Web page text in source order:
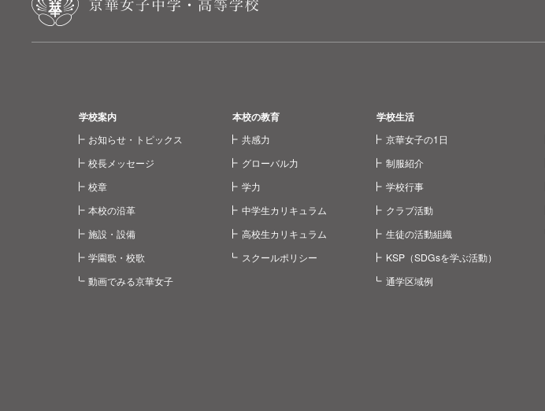
学校案内
お知らせ・トピックス
校長メッセージ
校章
本校の沿革
施設・設備
学園歌・校歌
動画でみる京華女子
本校の教育
共感力
グローバル力
学力
中学生カリキュラム
高校生カリキュラム
スクールポリシー
学校生活
京華女子の1日
制服紹介
学校行事
クラブ活動
生徒の活動組織
KSP（SDGsを学ぶ活動）
通学区域例